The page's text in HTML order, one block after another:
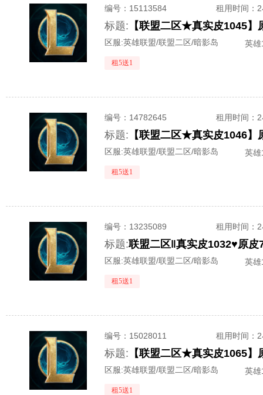
编号： 15113584 租用时间 ：
标题:
区服:英雄联盟/联盟二区/暗影岛 英
租5送1
编号： 14782645 租用时间 ：
标题:
区服:英雄联盟/联盟二区/暗影岛 英
租5送1
编号： 13235089 租用时间 ：
标题:联盟二区‖真实皮1032♥原
区服:英雄联盟/联盟二区/暗影岛 英
租5送1
编号： 15028011 租用时间 ：
标题:
区服:英雄联盟/联盟二区/暗影岛 英
租5送1